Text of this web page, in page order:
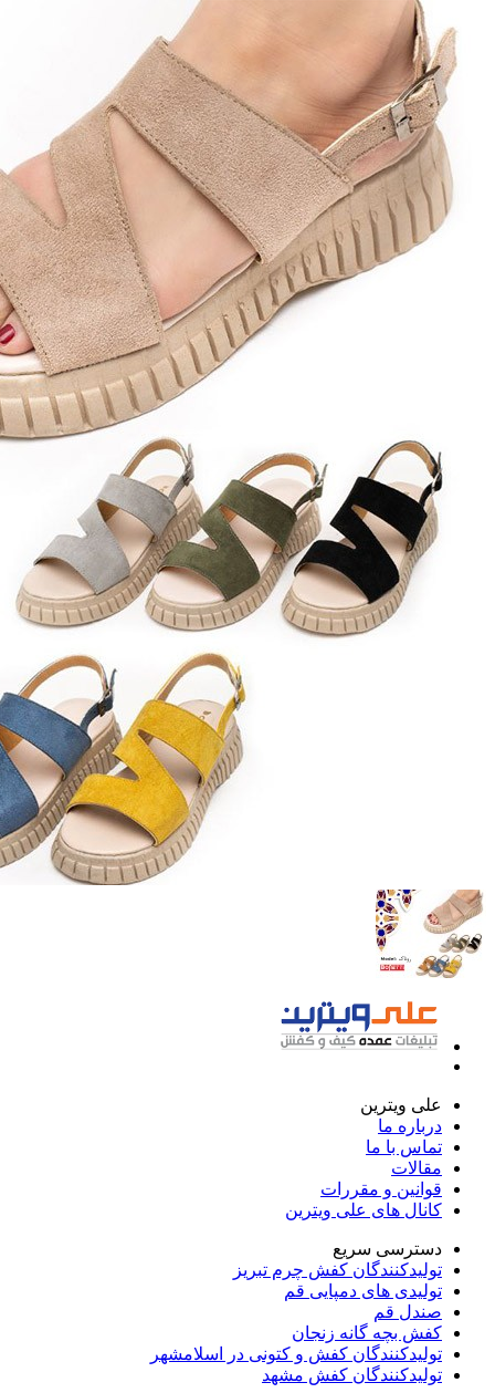
علی ویترین
درباره ما
تماس با ما
مقالات
قوانین و مقررات
کانال های علی ویترین
دسترسی سریع
تولیدکنندگان کفش چرم تبریز
تولیدی های دمپایی قم
صندل قم
کفش بچه گانه زنجان
تولیدکنندگان کفش و کتونی در اسلامشهر
تولیدکنندگان کفش مشهد